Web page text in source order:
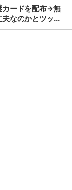
カードを配布→無
なのかとツッ...